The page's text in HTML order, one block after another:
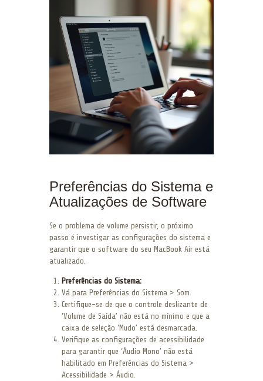
Preferências do Sistema e
Atualizações de Software
Se o problema de volume persistir, o próximo
passo é investigar as configurações do sistema e
garantir que o software do seu MacBook Air está
atualizado.
Preferências do Sistema:
Vá para Preferências do Sistema > Som.
Certifique-se de que o controle deslizante de
‘Volume de Saída’ não está no mínimo e que a
caixa de seleção ‘Mudo’ está desmarcada.
Verifique as configurações de acessibilidade
para garantir que ‘Áudio Mono’ não está
habilitado em Preferências do Sistema >
Acessibilidade > Áudio.